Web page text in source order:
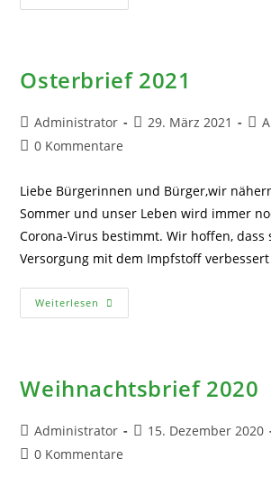
Eine
Osterbrief 2021
Beitrags-
Autor:
Administrator
Beitrag
29. März 2021
Beitrags-
0 Kommentare
Liebe Bürgerinnen und Bürger,wir
Sommer und unser Leben wird immer
Corona-Virus bestimmt. Wir hoffen, dass
Versorgung mit dem Impfstoff
Weiterlesen Osterbrief
2021
Weihnachtsbrief 2020
Beitrags-
Autor:
Administrator
Beitrag
15. Dezember 2020
Beitrags-
0 Kommentare